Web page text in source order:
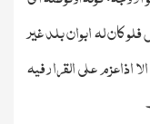
کان لہ ابوان بلد غیر
اذاعزم علی القرارفیہ